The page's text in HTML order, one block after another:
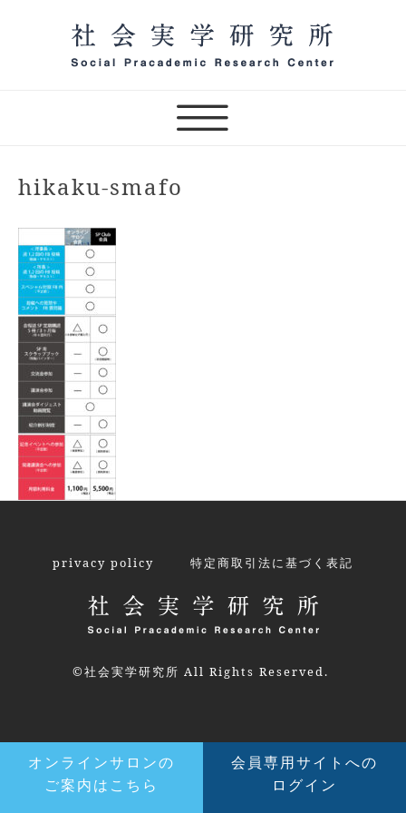
所 オンラインサロン主宰
（テスト）
hikaku-smafo
privacy policy 特定商取引法に基づく表記
©社会実学研究所 All Rights Reserved.
オンラインサロンの
ご案内はこちら
会員専用サイトへの
ログイン